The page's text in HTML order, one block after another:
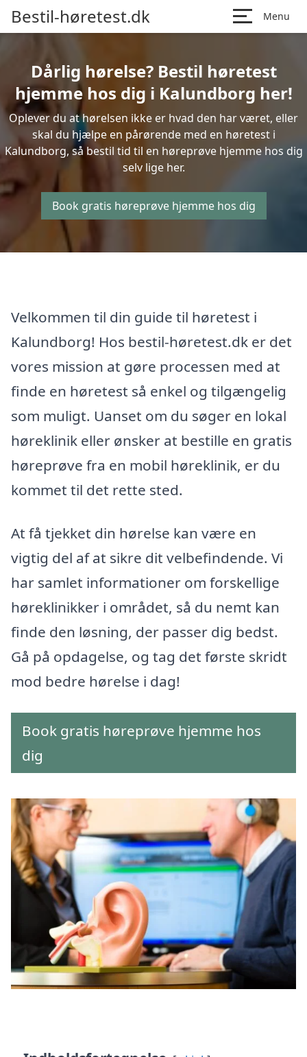
Bestil-høretest.dk Menu
Dårlig hørelse? Bestil høretest
hjemme hos dig i Kalundborg her!
Oplever du at hørelsen ikke er hvad den har været, eller
skal du hjælpe en pårørende med en høretest i
Kalundborg, så bestil tid til en høreprøve hjemme hos dig
selv lige her.
Book gratis høreprøve hjemme hos dig
Velkommen til din guide til høretest i
Kalundborg! Hos bestil-høretest.dk er det
vores mission at gøre processen med at
finde en høretest så enkel og tilgængelig
som muligt. Uanset om du søger en lokal
høreklinik eller ønsker at bestille en gratis
høreprøve fra en mobil høreklinik, er du
kommet til det rette sted.
At få tjekket din hørelse kan være en
vigtig del af at sikre dit velbefindende. Vi
har samlet informationer om forskellige
høreklinikker i området, så du nemt kan
finde den løsning, der passer dig bedst.
Gå på opdagelse, og tag det første skridt
mod bedre hørelse i dag!
Book gratis høreprøve hjemme hos
dig